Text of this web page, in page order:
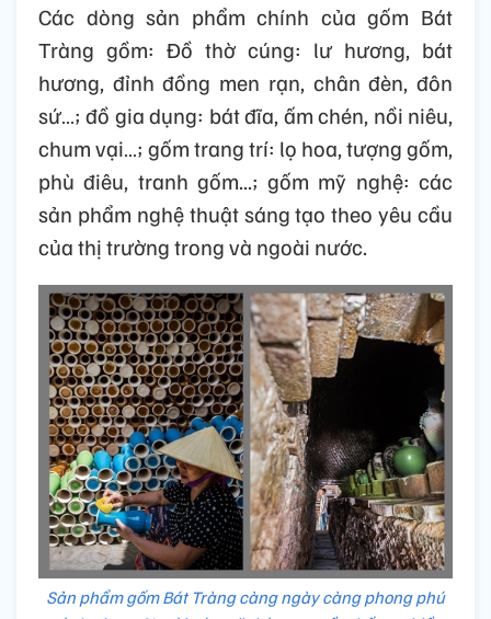
Các dòng sản phẩm chính của gốm Bát
Tràng gồm: Đồ thờ cúng: lư hương, bát
hương, đỉnh đồng men rạn, chân đèn, đôn
sứ…; đồ gia dụng: bát đĩa, ấm chén, nồi niêu,
chum vại…; gốm trang trí: lọ hoa, tượng gốm,
phù điêu, tranh gốm...; gốm mỹ nghệ: các
sản phẩm nghệ thuật sáng tạo theo yêu cầu
của thị trường trong và ngoài nước.
Sản phẩm gốm Bát Tràng càng ngày càng phong phú